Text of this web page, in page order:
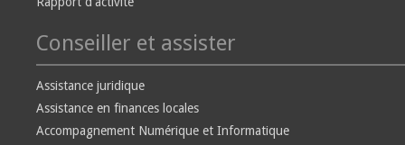
Conseiller et assister
Assistance juridique
Assistance en finances locales
Accompagnement Numérique et Informatique